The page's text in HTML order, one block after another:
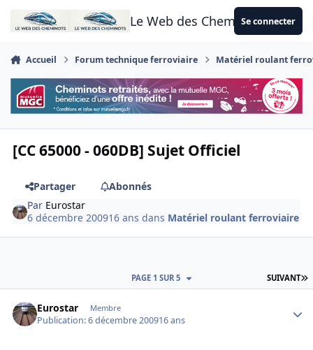
Aller au contenu
Le Web des CheminotsSe connecter
Accueil Forum technique ferroviaire Matériel roulant
[CC 65000 - 060DB] Sujet Officiel
Partager
Abonnés
Par Eurostar
6 décembre 200916 ans dans Matériel roulant ferroviaire
SUIVANT
PAGE 1 SUR 5
Eurostar Membre
Publication:6 décembre 200916 ans